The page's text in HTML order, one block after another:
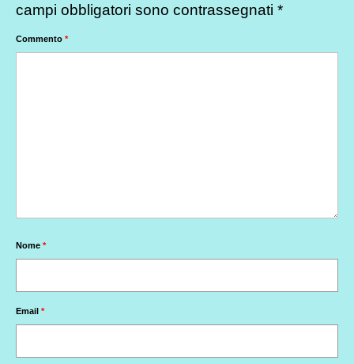
campi obbligatori sono contrassegnati *
Commento *
Nome *
Email *